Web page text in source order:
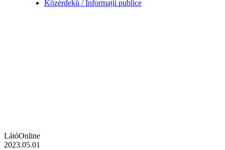
Közérdekű / Informații publice
LátóOnline
2023.05.01